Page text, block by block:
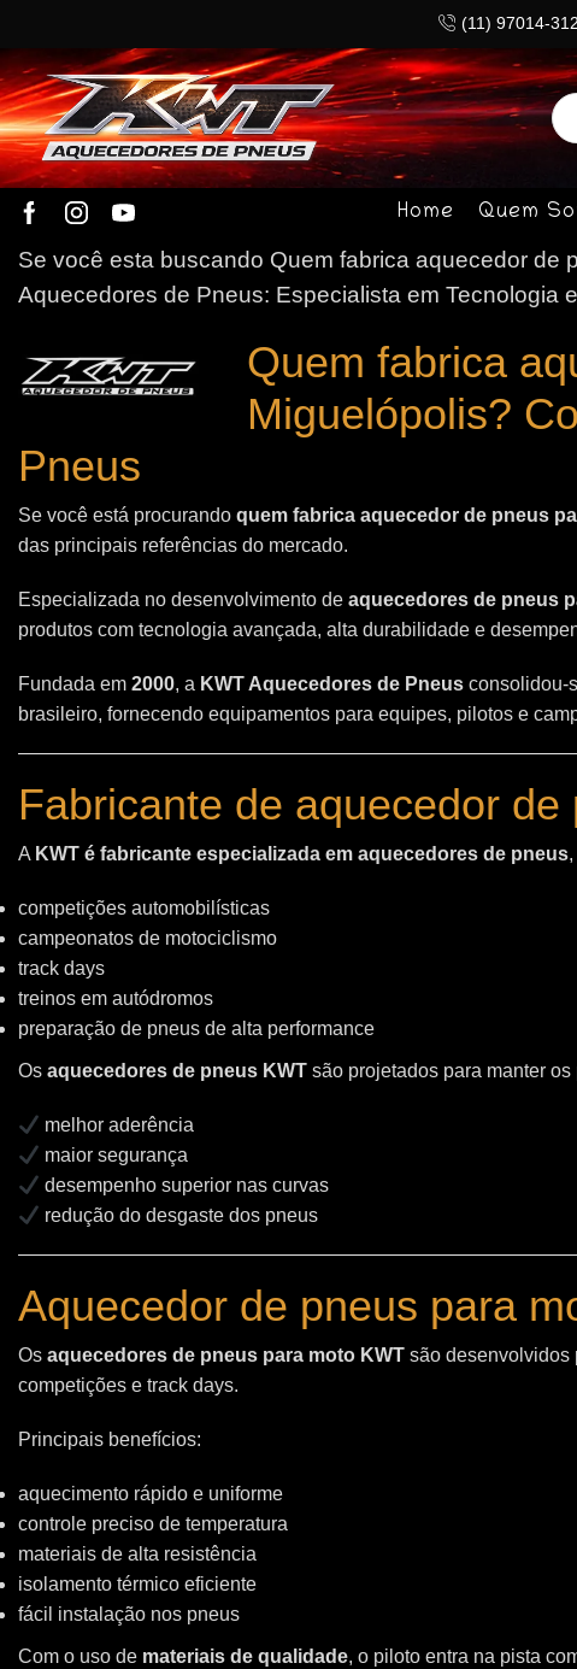
(11) 97014-
Home Quem
Se você esta buscando Quem fabrica aquecedor de
Aquecedores de Pneus: Especialista em Tecnologia
Quem fabrica
Miguelópolis?
Pneus
Se você está procurando quem fabrica aquecedor de pneus
das principais referências do mercado.
Especializada no desenvolvimento de aquecedores de pneus
produtos com tecnologia avançada, alta durabilidade e
Fundada em 2000, a KWT Aquecedores de Pneus consolidou-
brasileiro, fornecendo equipamentos para equipes, pilotos e
Fabricante de aquecedor
A KWT é fabricante especializada em aquecedores de pneus
competições automobilísticas
campeonatos de motociclismo
track days
treinos em autódromos
preparação de pneus de alta performance
Os aquecedores de pneus KWT são projetados para manter
melhor aderência
maior segurança
desempenho superior nas curvas
redução do desgaste dos pneus
Aquecedor de pneus para
Os aquecedores de pneus para moto KWT são desenvolvidos
competições e track days.
Principais benefícios:
aquecimento rápido e uniforme
controle preciso de temperatura
materiais de alta resistência
isolamento térmico eficiente
fácil instalação nos pneus
Com o uso de materiais de qualidade, o piloto entra na pista